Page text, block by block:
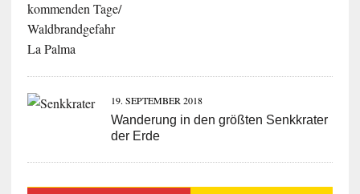
19. SEPTEMBER 2018
Wanderung in den größten Senkkrater
der Erde